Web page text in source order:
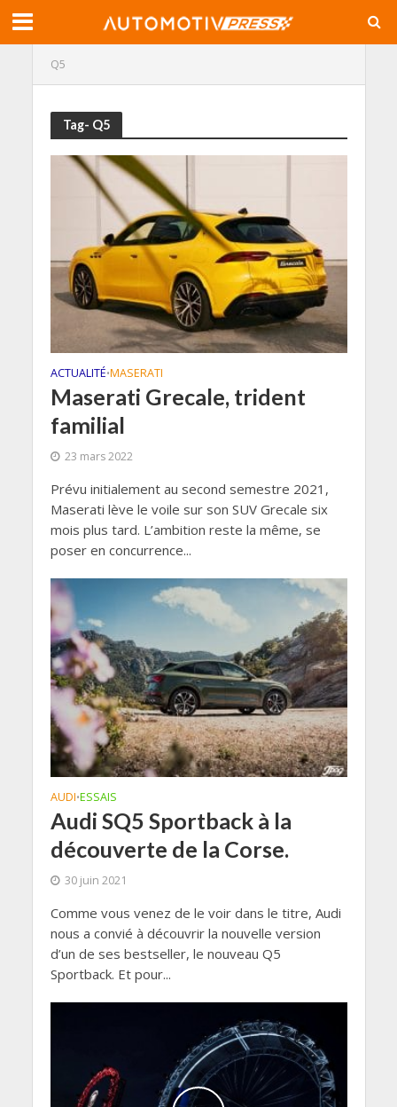
Q5
Tag- Q5
ACTUALITÉ•MASERATI
Maserati Grecale, trident
familial
23 mars 2022
Prévu initialement au second semestre 2021,
Maserati lève le voile sur son SUV Grecale six
mois plus tard. L’ambition reste la même, se
poser en concurrence...
AUDI•ESSAIS
Audi SQ5 Sportback à la
découverte de la Corse.
30 juin 2021
Comme vous venez de le voir dans le titre, Audi
nous a convié à découvrir la nouvelle version
d’un de ses bestseller, le nouveau Q5
Sportback. Et pour...